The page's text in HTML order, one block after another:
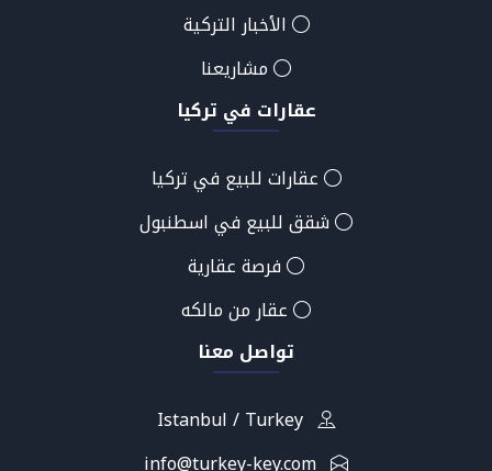
الأخبار التركية
مشاريعنا
عقارات في تركيا
عقارات للبيع في تركيا
شقق للبيع في اسطنبول
فرصة عقارية
عقار من مالكه
تواصل معنا
Istanbul / Turkey
info@turkey-key.com